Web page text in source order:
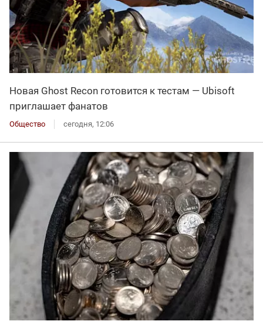
Новая Ghost Recon готовится к тестам — Ubisoft
приглашает фанатов
Общество сегодня, 12:06